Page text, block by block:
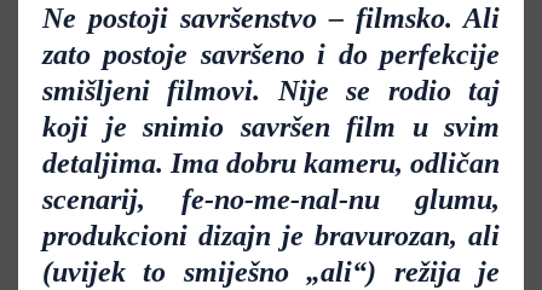
Ne postoji savršenstvo – filmsko. Ali
zato postoje savršeno i do perfekcije
smišljeni filmovi. Nije se rodio taj
koji je snimio savršen film u svim
detaljima. Ima dobru kameru, odličan
scenarij, fe-no-me-nal-nu glumu,
produkcioni dizajn je bravurozan, ali
(uvijek to smiješno „ali“) režija je